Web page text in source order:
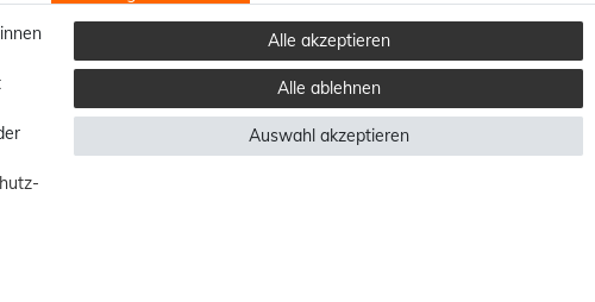
in andere Länder finden Sie
Alle akzeptieren
Alle ablehnen
Auswahl akzeptieren